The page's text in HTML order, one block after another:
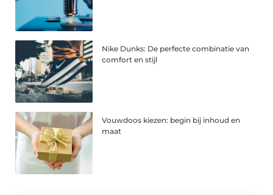
Nike Dunks: De perfecte combinatie van
comfort en stijl
Vouwdoos kiezen: begin bij inhoud en
maat